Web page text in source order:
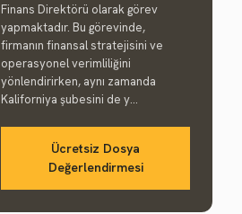
Finans Direktörü olarak görev
yapmaktadır. Bu görevinde,
firmanın finansal stratejisini ve
operasyonel verimliliğini
yönlendirirken, aynı zamanda
Kaliforniya şubesini de y...
Ücretsiz Dosya
Değerlendirmesi